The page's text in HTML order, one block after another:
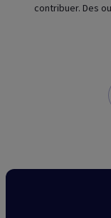
contribuer. Des